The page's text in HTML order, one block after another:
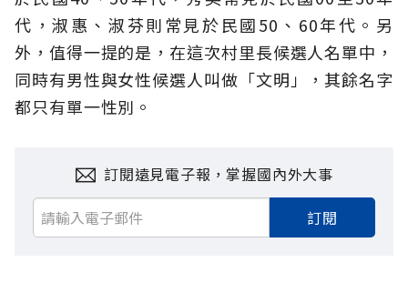
代，淑惠、淑芬則常見於民國50、60年代。另
外，值得一提的是，在這次村里長候選人名單中，
同時有男性與女性候選人叫做「文明」，其餘名字
都只有單一性別。
訂閱遠見電子報，掌握國內外大事
訂閱